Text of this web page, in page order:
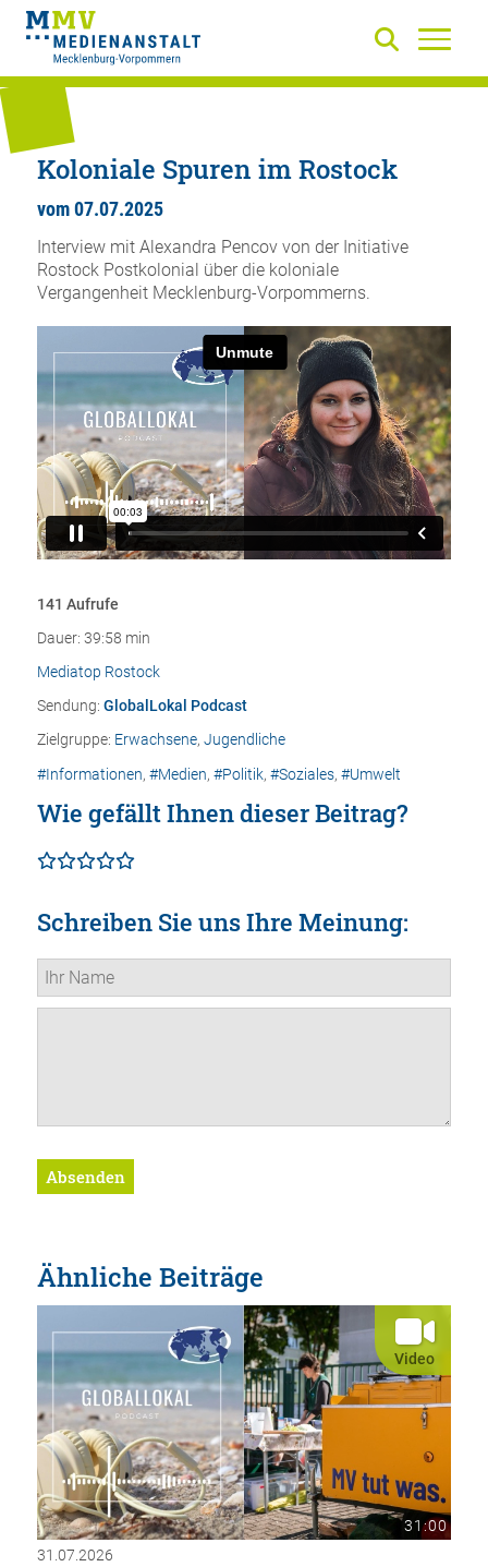
Koloniale Spuren im Rostock
vom 07.07.2025
Interview mit Alexandra Pencov von der Initiative
Rostock Postkolonial über die koloniale
Vergangenheit Mecklenburg-Vorpommerns.
141 Aufrufe
Dauer: 39:58 min
Mediatop Rostock
Sendung: GlobalLokal Podcast
Zielgruppe: Erwachsene, Jugendliche
#Informationen, #Medien, #Politik, #Soziales, #Umwelt
Wie gefällt Ihnen dieser Beitrag?
Schreiben Sie uns Ihre Meinung:
Absenden
Ähnliche Beiträge
Video
31:00
31.07.2026